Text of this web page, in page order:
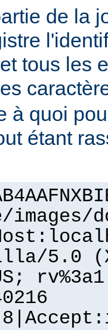
de la
tous les
à quoi
étant
images/
5.0